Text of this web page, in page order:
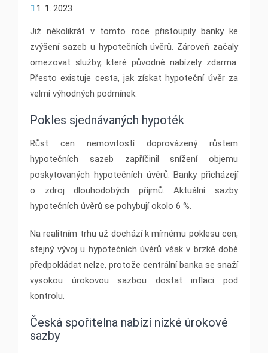
1. 1. 2023
Již několikrát v tomto roce přistoupily banky ke
zvýšení sazeb u hypotečních úvěrů. Zároveň začaly
omezovat služby, které původně nabízely zdarma.
Přesto existuje cesta, jak získat hypoteční úvěr za
velmi výhodných podmínek.
Pokles sjednávaných hypoték
Růst cen nemovitostí doprovázený růstem
hypotečních sazeb zapříčinil snížení objemu
poskytovaných hypotečních úvěrů. Banky přicházejí
o zdroj dlouhodobých příjmů. Aktuální sazby
hypotečních úvěrů se pohybují okolo 6 %.
Na realitním trhu už dochází k mírnému poklesu cen,
stejný vývoj u hypotečních úvěrů však v brzké době
předpokládat nelze, protože centrální banka se snaží
vysokou úrokovou sazbou dostat inflaci pod
kontrolu.
Česká spořitelna nabízí nízké úrokové
sazby